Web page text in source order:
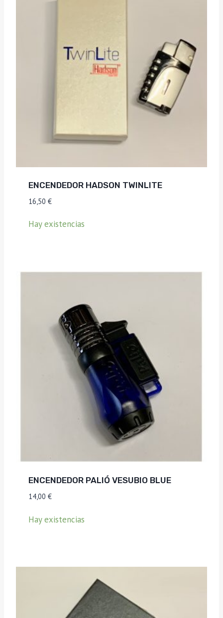
ENCENDEDOR HADSON TWINLITE
16,50 €
Hay existencias
ENCENDEDOR PALIÓ VESUBIO BLUE
14,00 €
Hay existencias